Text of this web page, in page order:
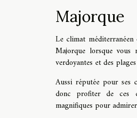
Majorque
Le climat
Majorque lorsque vous
verdoyantes et des
Aussi réputée pour ses
donc profiter de ces
magnifiques pour